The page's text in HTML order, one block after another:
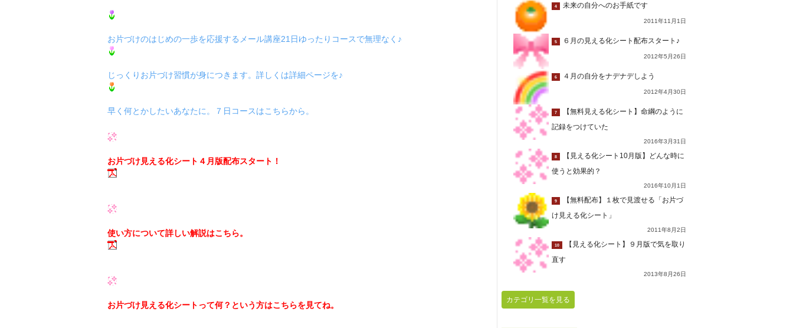
お片づけのはじめの一歩を応援するメール講座21日ゆったりコースで無理なく♪
じっくりお片づけ習慣が身につきます。詳しくは詳細ページを♪
早く何とかしたいあなたに。７日コースはこちらから。
お片づけ見える化シート４月版配布スタート！
使い方について詳しい解説はこちら。
お片づけ見える化シートって何？という方はこちらを見てね。
4 未来の自分へのお手紙です
2011年11月1日
5 ６月の見える化シート配布スタート♪
2012年5月26日
6 ４月の自分をナデナデしよう
2012年4月30日
7
【無料見える化シート】命綱のように
記録をつけていた
2016年3月31日
8
【見える化シート10月版】どんな時に
使うと効果的？
2016年10月1日
9
【無料配布】１枚で見渡せる「お片づ
け見える化シート」
2011年8月2日
10
【見える化シート】９月版で気を取り
直す
2013年8月26日
カテゴリ一覧を見る